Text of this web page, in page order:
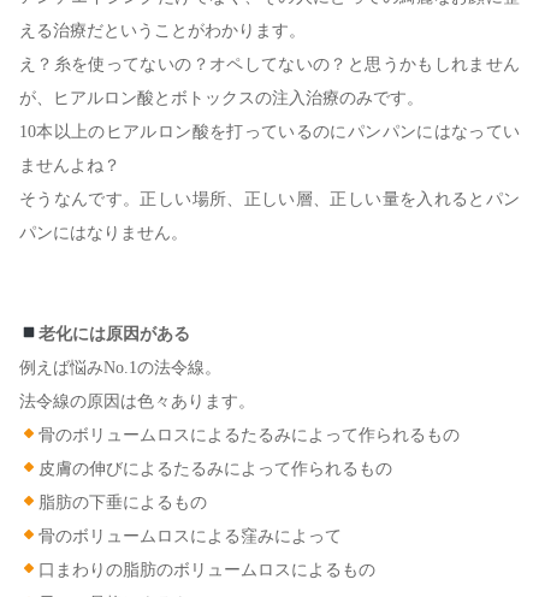
える治療だということがわかります。
え？糸を使ってないの？オペしてないの？と思うかもしれません
が、ヒアルロン酸とボトックスの注入治療のみです。
10本以上のヒアルロン酸を打っているのにパンパンにはなってい
ませんよね？
そうなんです。正しい場所、正しい層、正しい量を入れるとパン
パンにはなりません。
老化には原因がある
例えば悩みNo.1の法令線。
法令線の原因は色々あります。
骨のボリュームロスによるたるみによって作られるもの
皮膚の伸びによるたるみによって作られるもの
脂肪の下垂によるもの
骨のボリュームロスによる窪みによって
口まわりの脂肪のボリュームロスによるもの